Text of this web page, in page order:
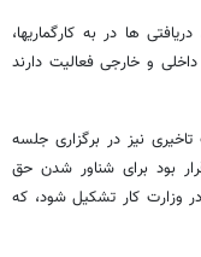
ها در به کارگماریها،
داخلی و خارجی فعالیت دارند
نیز در برگزاری جلسه
بود برای شناور شدن حق
وزارت کار تشکیل شود، که